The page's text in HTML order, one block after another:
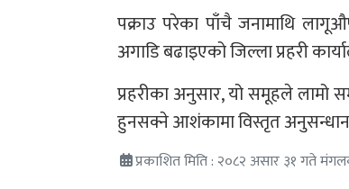
पक्राउ परेका पाँचै जनामाथि
अगाडि बढाइएको जिल्ला प्रहरी
प्रहरीका अनुसार, यो समूहले लामो
हुनसक्ने आशंकामा विस्तृत
प्रकाशित मिति : २०८२ असार ३१ गते